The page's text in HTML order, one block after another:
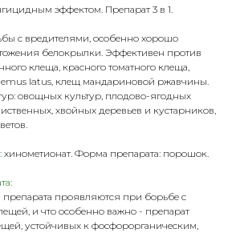
эффектом. Препарат 3 в 1.
с вредителями, особенно хорошо
белокрылки. Эффективен против
клеща, красного томатного клеща,
latus, клещ мандариновой ржавчины.
овощных культур, плодово-ягодных
хвойных деревьев и кустарников,
хинометионат. Форма препарата: порошок.
проявляются при борьбе с
и что особенно важно - препарат
устойчивых к фосфорорганическим,